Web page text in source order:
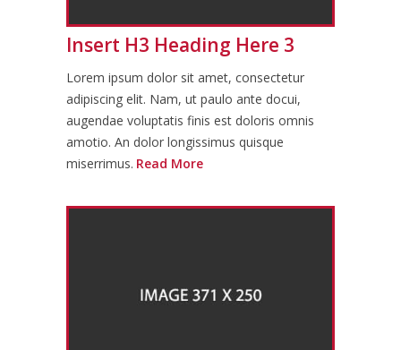
Insert H3 Heading Here 3
Lorem ipsum dolor sit amet, consectetur
adipiscing elit. Nam, ut paulo ante docui,
augendae voluptatis finis est doloris omnis
amotio. An dolor longissimus quisque
miserrimus. Read More